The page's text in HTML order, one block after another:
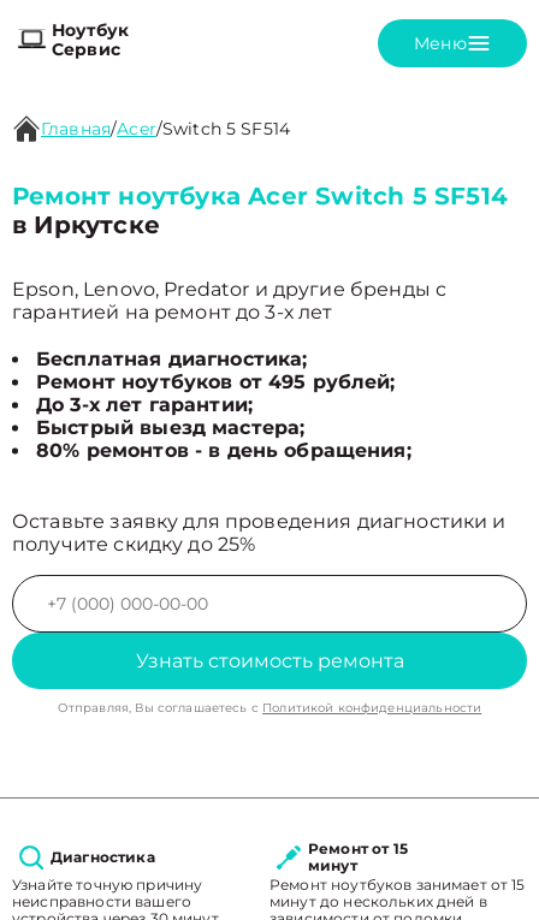
Ноутбук
Сервис
Меню
Главная/Acer/Switch 5 SF514
Ремонт ноутбука Acer Switch 5 SF514
в Иркутске
Epson, Lenovo, Predator и другие бренды с
гарантией на ремонт до 3-х лет
Бесплатная диагностика;
Ремонт ноутбуков от 495 рублей;
До 3-х лет гарантии;
Быстрый выезд мастера;
80% ремонтов - в день обращения;
Оставьте заявку для проведения диагностики и
получите скидку до 25%
Узнать стоимость ремонта
Отправляя, Вы соглашаетесь с Политикой конфиденциальности
Диагностика
Узнайте точную причину
неисправности вашего
Ремонт от 15
минут
Ремонт ноутбуков занимает от 15
минут до нескольких дней в